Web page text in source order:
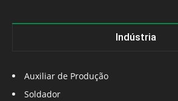
Indústria
Auxiliar de Produção
Soldador